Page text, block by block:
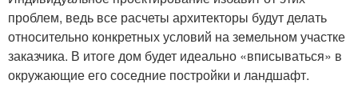
проблем, ведь все расчеты архитекторы будут делать
относительно конкретных условий на земельном участке
заказчика. В итоге дом будет идеально «вписываться» в
окружающие его соседние постройки и ландшафт.